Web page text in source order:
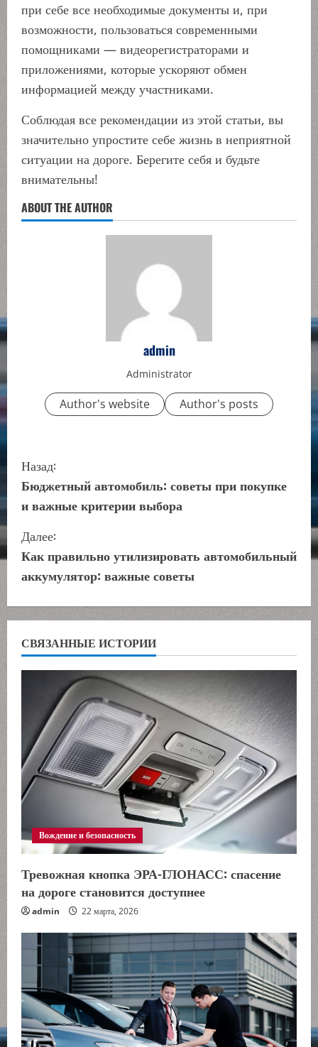
при себе все необходимые документы и, при
возможности, пользоваться современными
помощниками — видеорегистраторами и
приложениями, которые ускоряют обмен
информацией между участниками.
Соблюдая все рекомендации из этой статьи, вы
значительно упростите себе жизнь в неприятной
ситуации на дороге. Берегите себя и будьте
внимательны!
ABOUT THE AUTHOR
admin
Administrator
Author's website Author's posts
П
р
о
д
о
л
ж
и
ч
т
н
и
е
Назад:
Бюджетный автомобиль: советы при покупке
и важные критерии выбора
Далее:
Как правильно утилизировать автомобильный
аккумулятор: важные советы
СВЯЗАННЫЕ ИСТОРИИ
Вождение и безопасность
Тревожная кнопка ЭРА-ГЛОНАСС: спасение
на дороге становится доступнее
admin 22 марта, 2026